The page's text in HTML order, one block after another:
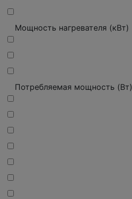
Мощность нагревателя (кВт)
Потребляемая мощность (Вт)